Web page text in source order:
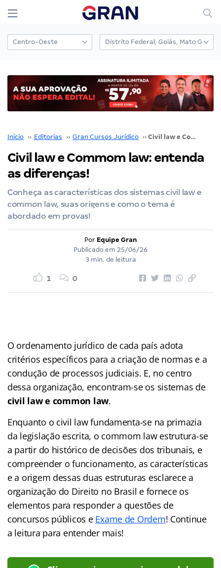
Início ›› Editorias ›› Gran Cursos Jurídico ›› Civil law e Commom law: entenda as diferenças!
Civil law e Commom law: entenda
as diferenças!
Conheça as características dos sistemas civil law e
common law, suas origens e como o tema é
abordado em provas!
Por Equipe Gran
Publicado em 25/06/26
3 min. de leitura
1 0
O ordenamento jurídico de cada país adota
critérios específicos para a criação de normas e a
condução de processos judiciais. E, no centro
dessa organização, encontram-se os sistemas de
civil law e common law.
Enquanto o civil law fundamenta-se na primazia
da legislação escrita, o commom law estrutura-se
a partir do histórico de decisões dos tribunais, e
compreender o funcionamento, as características
e a origem dessas duas estruturas esclarece a
organização do Direito no Brasil e fornece os
elementos para responder a questões de
concursos públicos e Exame de Ordem! Continue
a leitura para entender mais!